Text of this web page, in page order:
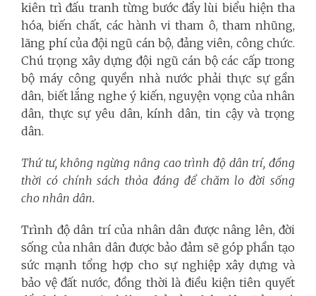
kiên trì đấu tranh từng bước đẩy lùi biểu hiện tha
hóa, biến chất, các hành vi tham ô, tham nhũng,
lãng phí của đội ngũ cán bộ, đảng viên, công chức.
Chú trọng xây dựng đội ngũ cán bộ các cấp trong
bộ máy công quyền nhà nước phải thực sự gần
dân, biết lắng nghe ý kiến, nguyện vọng của nhân
dân, thực sự yêu dân, kính dân, tin cậy và trọng
dân.
Thứ tư, không ngừng nâng cao trình độ dân trí, đồng
thời có chính sách thỏa đáng để chăm lo đời sống
cho nhân dân.
Trình độ dân trí của nhân dân được nâng lên, đời
sống của nhân dân được bảo đảm sẽ góp phần tạo
sức mạnh tổng hợp cho sự nghiệp xây dựng và
bảo vệ đất nước, đồng thời là điều kiện tiên quyết